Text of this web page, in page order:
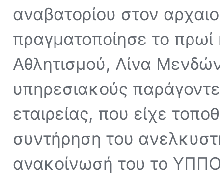
αναβατορίου στον
πραγματοποίησε το πρωί
Αθλητισμού, Λίνα
υπηρεσιακούς
εταιρείας, που είχε
συντήρηση του
ανακοίνωσή του το